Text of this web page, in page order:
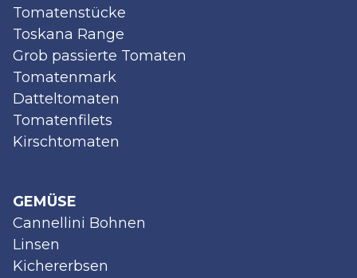
Tomatenstücke
Toskana Range
Grob passierte Tomaten
Tomatenmark
Datteltomaten
Tomatenfilets
Kirschtomaten
GEMÜSE
Cannellini Bohnen
Linsen
Kichererbsen